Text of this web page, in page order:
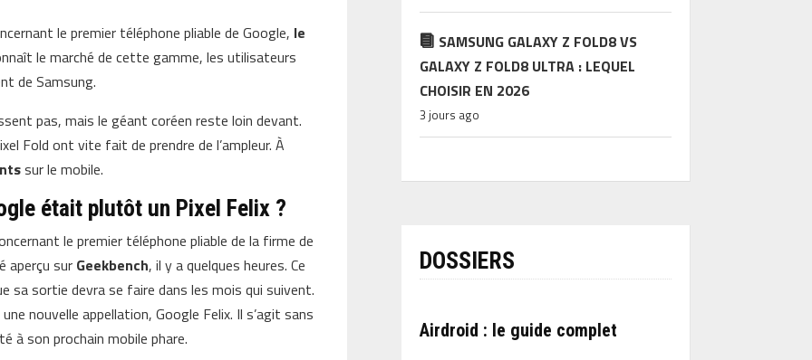
le premier téléphone pliable de Google, le
le marché de cette gamme, les utilisateurs
de Samsung.
pas, mais le géant coréen reste loin devant.
Fold ont vite fait de prendre de l’ampleur. À
sur le mobile.
était plutôt un Pixel Felix ?
le premier téléphone pliable de la firme de
aperçu sur Geekbench, il y a quelques heures. Ce
sa sortie devra se faire dans les mois qui suivent.
nouvelle appellation, Google Felix. Il s’agit sans
à son prochain mobile phare.
SAMSUNG GALAXY Z FOLD8 VS
GALAXY Z FOLD8 ULTRA : LEQUEL
CHOISIR EN 2026
3 jours ago
DOSSIERS
Airdroid : le guide complet